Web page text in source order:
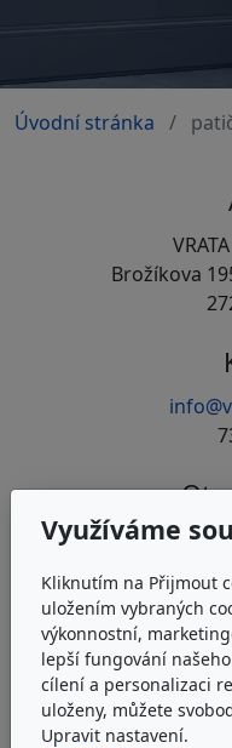
Úvodní stránka
Brožíkova
PO:
ST:
ČT:
PÁ:
Využíváme
Kliknutím na Přijmout
uložením vybraných
výkonnostní,
lepší fungování
cílení a personalizaci
uloženy, můžete
Upravit nastavení.